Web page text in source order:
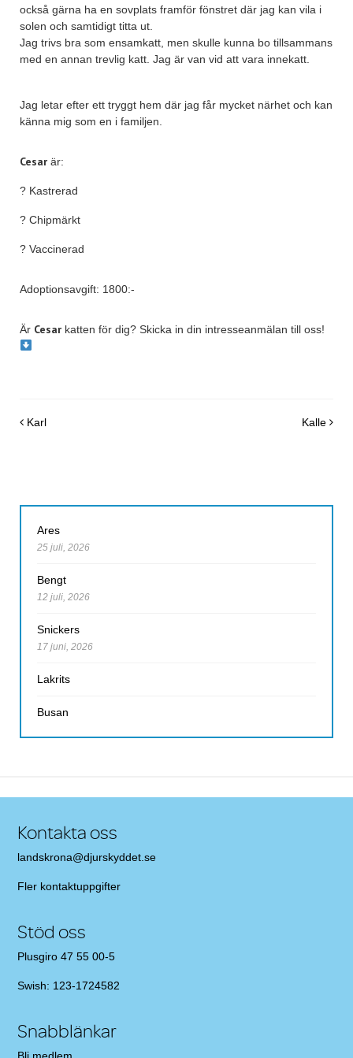
också gärna ha en sovplats framför fönstret där jag kan vila i
solen och samtidigt titta ut.
Jag trivs bra som ensamkatt, men skulle kunna bo tillsammans
med en annan trevlig katt. Jag är van vid att vara innekatt.
Jag letar efter ett tryggt hem där jag får mycket närhet och kan
känna mig som en i familjen.
Cesar är:
? Kastrerad
? Chipmärkt
? Vaccinerad
Adoptionsavgift: 1800:-
Är Cesar katten för dig? Skicka in din intresseanmälan till oss!
Post navigation
Karl Kalle
Ares
25 juli, 2026
Bengt
12 juli, 2026
Snickers
17 juni, 2026
Lakrits
Busan
Kontakta oss
landskrona@djurskyddet.se
Fler kontaktuppgifter
Stöd oss
Plusgiro 47 55 00-5
Swish: 123-1724582
Snabblänkar